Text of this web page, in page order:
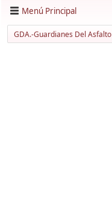
Menú Principal
GDA.-Guardianes Del Asfalto